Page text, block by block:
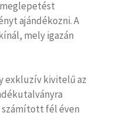
ajándékozni. A
mely igazán
exkluzív kivitelű az
fél éven